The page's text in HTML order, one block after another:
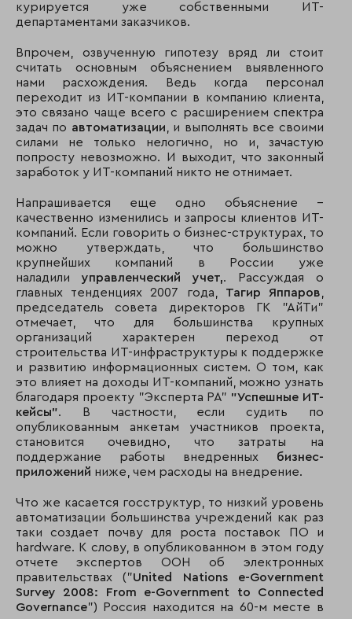
курируется уже собственными ИТ-
департаментами заказчиков.
Впрочем, озвученную гипотезу вряд ли стоит
считать основным объяснением выявленного
нами расхождения. Ведь когда персонал
переходит из ИТ-компании в компанию клиента,
это связано чаще всего с расширением спектра
задач по автоматизации , и выполнять все своими
силами не только нелогично, но и, зачастую
попросту невозможно. И выходит, что законный
заработок у ИТ-компаний никто не отнимает.
Напрашивается еще одно объяснение –
качественно изменились и запросы клиентов ИТ-
компаний. Если говорить о бизнес-структурах, то
можно утверждать, что большинство
крупнейших компаний в России уже
наладили управленческий учет,. Рассуждая о
главных тенденциях 2007 года, Тагир Яппаров
председатель совета директоров ГК "АйТи"
отмечает, что для большинства крупных
организаций характерен переход от
строительства ИТ-инфраструктуры к поддержке
и развитию информационных систем. О том, как
это влияет на доходы ИТ-компаний, можно узнать
благодаря проекту "Эксперта РА" "Успешные ИТ-
кейсы". В частности, если судить по
опубликованным анкетам участников проекта,
становится очевидно, что затраты на
поддержание работы внедренных бизнес-
приложений ниже, чем расходы на внедрение.
Что же касается госструктур, то низкий уровень
автоматизации большинства учреждений как раз
таки создает почву для роста поставок ПО и
hardware. К слову, в опубликованном в этом году
отчете экспертов ООН об электронных
правительствах ("United Nations e-Government
Survey 2008: From e-Government to Connected
Governance") Россия находится на 60-м месте в